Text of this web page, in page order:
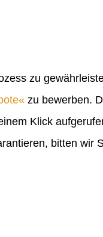
zu
zu bewerben.
Klick
bitten wir